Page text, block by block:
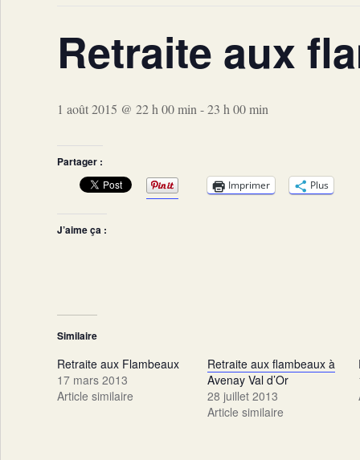
Retraite aux
1 août 2015 @ 22 h 00 min -23 h 00 min
Partager :
Imprimer Plus
J’aime ça :
Similaire
Retraite aux Flambeaux
17 mars 2013
Article similaire
Retraite aux flambeaux à
Avenay Val d’Or
28 juillet 2013
Article similaire